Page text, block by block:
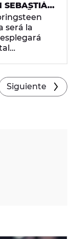
SEBASTIÁN
EN
LAS
será la
Siguiente